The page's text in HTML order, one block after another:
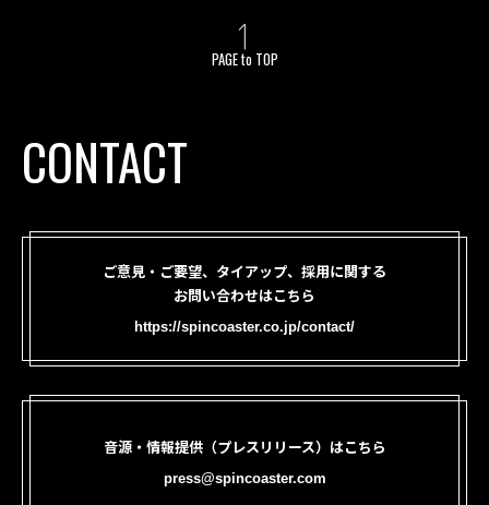
PAGE to TOP
CONTACT
ご意見・ご要望、タイアップ、採用に関する
お問い合わせはこちら
https://spincoaster.co.jp/contact/
音源・情報提供（プレスリリース）はこちら
press@spincoaster.com